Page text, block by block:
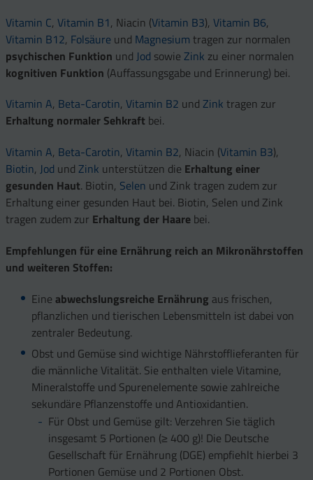
Vitamin C, Vitamin B1, Niacin (Vitamin B3), Vitamin B6,
Vitamin B12, Folsäure und Magnesium tragen zur normalen
psychischen Funktion und Jod sowie Zink zu einer normalen
kognitiven Funktion (Auffassungsgabe und Erinnerung) bei.
Vitamin A, Beta-Carotin, Vitamin B2 und Zink tragen zur
Erhaltung normaler Sehkraft bei.
Vitamin A, Beta-Carotin, Vitamin B2, Niacin (Vitamin B3),
Biotin, Jod und Zink unterstützen die Erhaltung einer
gesunden Haut. Biotin, Selen und Zink tragen zudem zur
Erhaltung einer gesunden Haut bei. Biotin, Selen und Zink
tragen zudem zur Erhaltung der Haare bei.
Empfehlungen für eine Ernährung reich an Mikronährstoffen
und weiteren Stoffen:
Eine abwechslungsreiche Ernährung aus frischen,
pflanzlichen und tierischen Lebensmitteln ist dabei von
zentraler Bedeutung.
Obst und Gemüse sind wichtige Nährstofflieferanten für
die männliche Vitalität. Sie enthalten viele Vitamine,
Mineralstoffe und Spurenelemente sowie zahlreiche
sekundäre Pflanzenstoffe und Antioxidantien.
Für Obst und Gemüse gilt: Verzehren Sie täglich
insgesamt 5 Portionen (≥ 400 g)! Die Deutsche
Gesellschaft für Ernährung (DGE) empfiehlt hierbei 3
Portionen Gemüse und 2 Portionen Obst.